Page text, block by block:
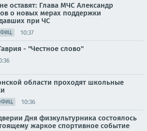
оставят: Глава МЧС Александр
о новых мерах поддержки
при ЧС
10:37
- "Честное слово"
области проходят школьные
10:36
Дня физкультурника состоялось
жаркое спортивное событие